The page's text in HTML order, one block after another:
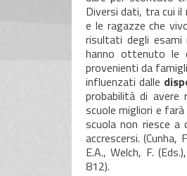
Diversi dati, tra cui il
e le ragazze che
risultati degli
hanno ottenuto le
provenienti da
influenzati dalle
probabilità di avere
scuole migliori e
scuola non riesce
accrescersi.
E.A., Welch, F.
812).